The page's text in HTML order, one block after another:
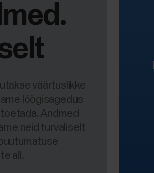
väärtuslikke
löögisagedus
Andmed
neid turvaliselt
all.